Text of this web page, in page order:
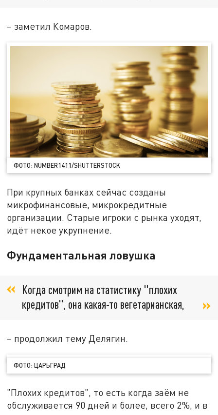
– заметил Комаров.
ФОТО: NUMBER1411/SHUTTERSTOCK
При крупных банках сейчас созданы
микрофинансовые, микрокредитные
организации. Старые игроки с рынка уходят,
идёт некое укрупнение.
Фундаментальная ловушка
Когда смотрим на статистику "плохих
кредитов", она какая-то вегетарианская,
– продолжил тему Делягин.
ФОТО: ЦАРЬГРАД
"Плохих кредитов", то есть когда заём не
обслуживается 90 дней и более, всего 2%, и в